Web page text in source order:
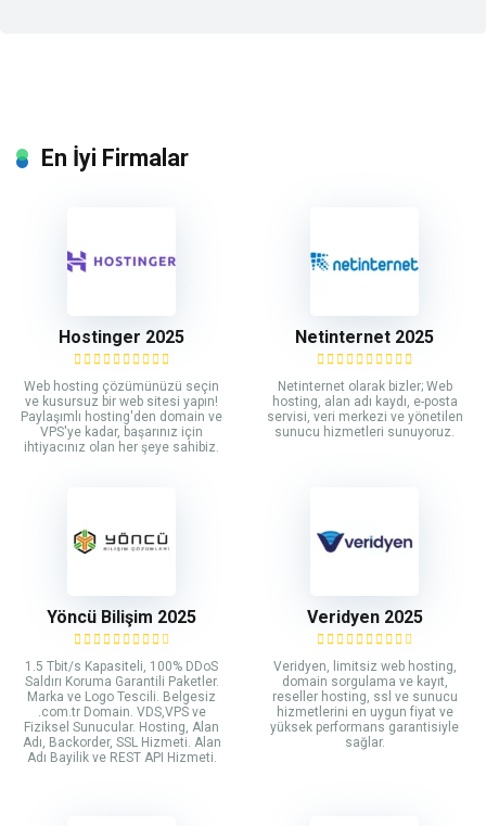
En İyi Firmalar
Hostinger 2025
Web hosting çözümünüzü seçin
ve kusursuz bir web sitesi yapın!
Paylaşımlı hosting'den domain ve
VPS'ye kadar, başarınız için
ihtiyacınız olan her şeye sahibiz.
Netinternet 2025
Netinternet olarak bizler; Web
hosting, alan adı kaydı, e-posta
servisi, veri merkezi ve yönetilen
sunucu hizmetleri sunuyoruz.
Yöncü Bilişim 2025
1.5 Tbit/s Kapasiteli, 100% DDoS
Saldırı Koruma Garantili Paketler.
Marka ve Logo Tescili. Belgesiz
.com.tr Domain. VDS,VPS ve
Fiziksel Sunucular. Hosting, Alan
Adı, Backorder, SSL Hizmeti. Alan
Adı Bayilik ve REST API Hizmeti.
Veridyen 2025
Veridyen, limitsiz web hosting,
domain sorgulama ve kayıt,
reseller hosting, ssl ve sunucu
hizmetlerini en uygun fiyat ve
yüksek performans garantisiyle
sağlar.